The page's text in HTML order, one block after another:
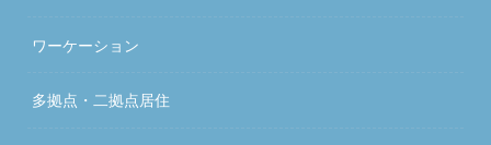
ワーケーション
多拠点・二拠点居住